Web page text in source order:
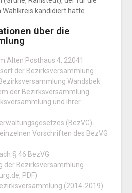
Wahlkreis kandidiert hatte.
über die
Alten Posthaus 4, 22041
der Bezirksversammlung.
Wandsbek
der Bezirksversammlung
und ihrer
(BezVG)
Vorschriften des BezVG
§ 46 BezVG
der Bezirksversammlung
PDF)
(2014-2019)